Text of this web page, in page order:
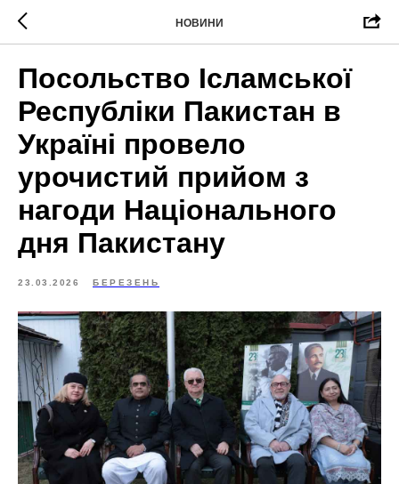
НОВИНИ
Посольство Ісламської
Республіки Пакистан в
Україні провело
урочистий прийом з
нагоди Національного
дня Пакистану
23.03.2026 БЕРЕЗЕНЬ